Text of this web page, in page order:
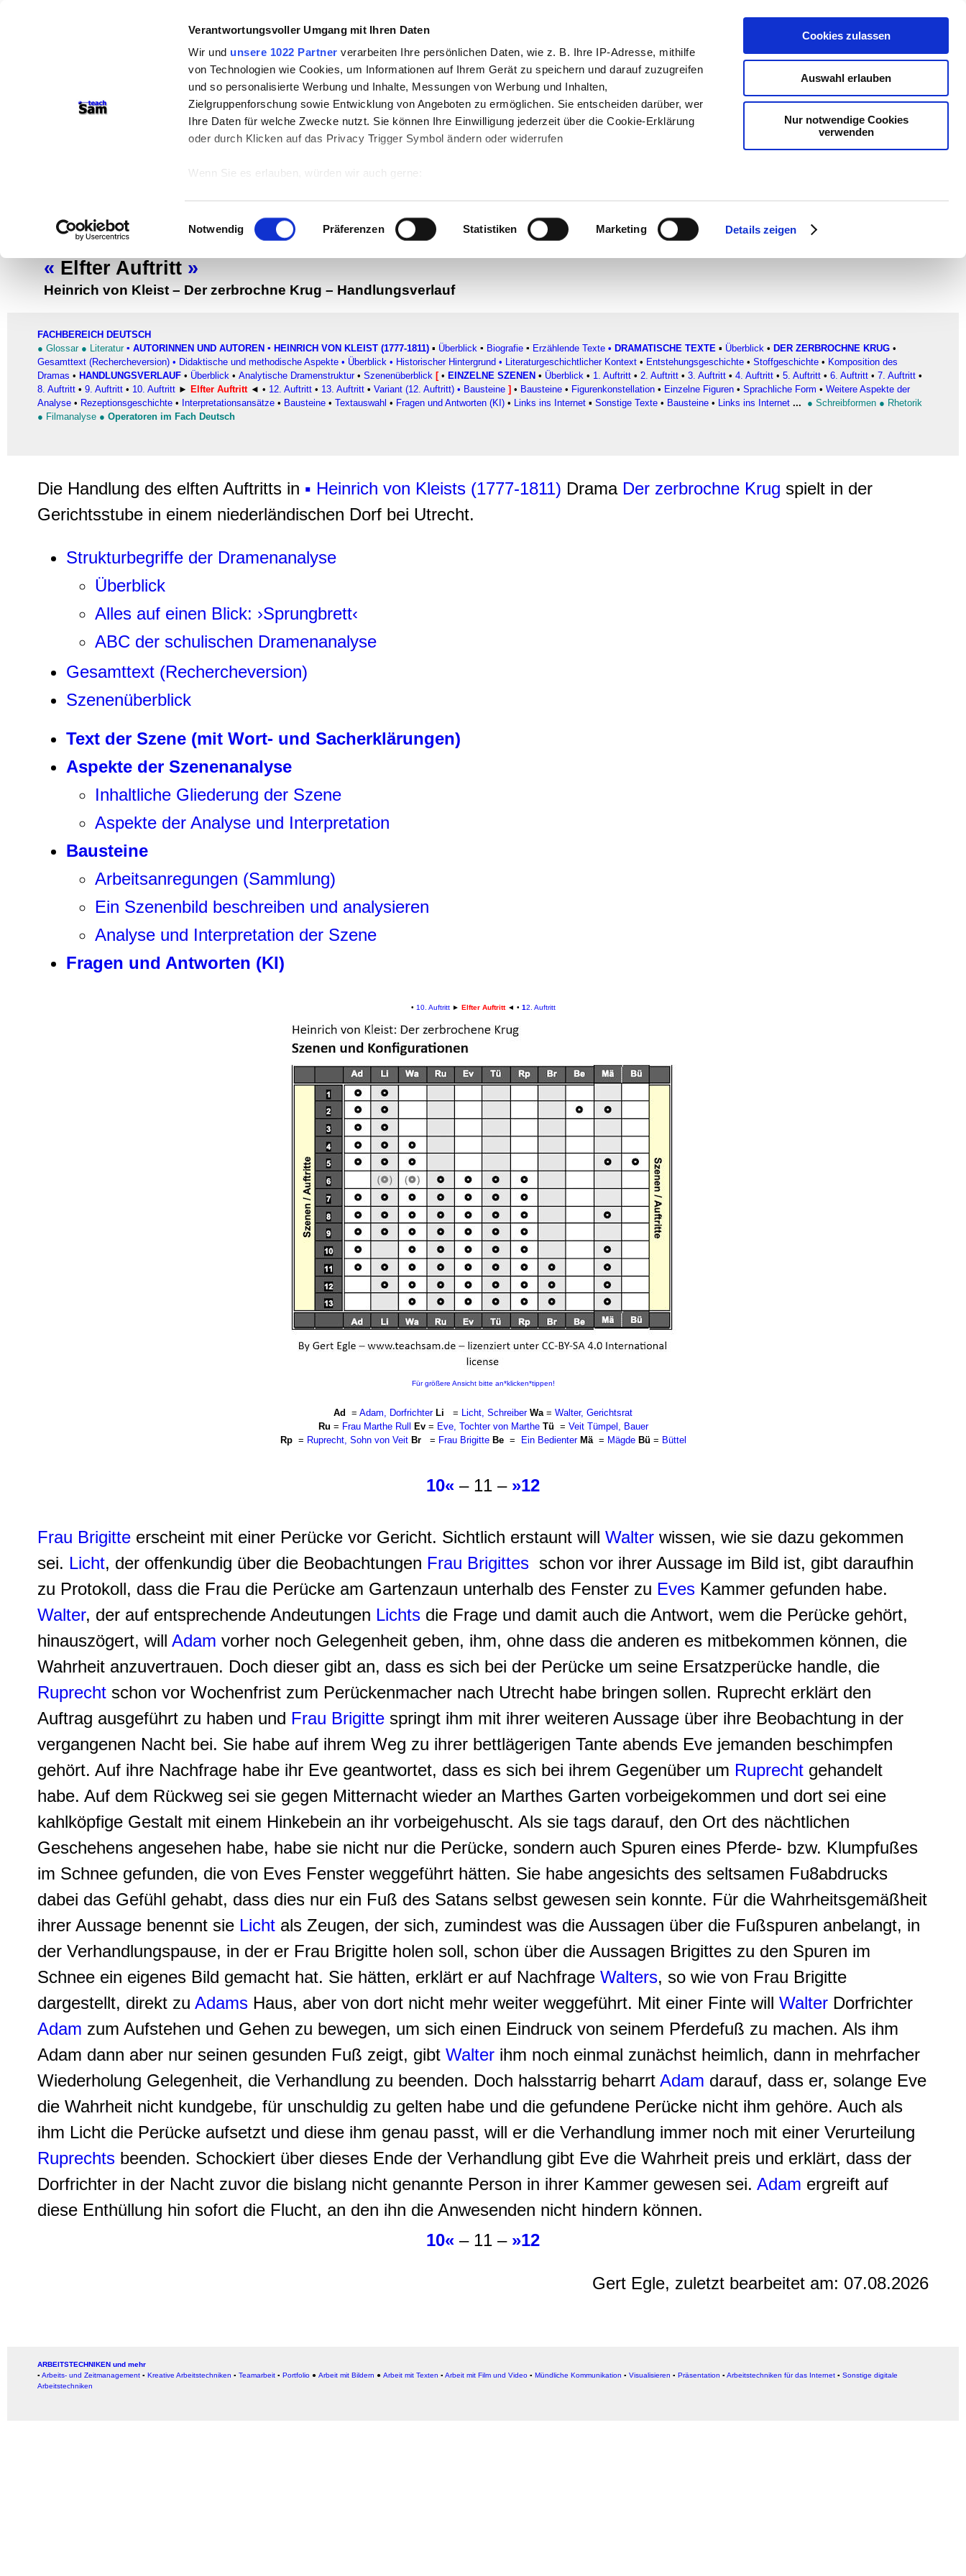
Verantwortungsvoller Umgang mit Ihren Daten
Wir und unsere 1022 Partner verarbeiten Ihre persönlichen Daten, wie z. B. Ihre IP-Adresse, mithilfe
von Technologien wie Cookies, um Informationen auf Ihrem Gerät zu speichern und darauf zuzugreifen
und so personalisierte Werbung und Inhalte, Messungen von Werbung und Inhalten,
Zielgruppenforschung sowie Entwicklung von Angeboten zu ermöglichen. Sie entscheiden darüber, wer
Ihre Daten für welche Zwecke nutzt. Sie können Ihre Einwilligung jederzeit über die Cookie-Erklärung
oder durch Klicken auf das Privacy Trigger Symbol ändern oder widerrufen
Wenn Sie es erlauben, würden wir auch gerne:
Ihr Gerät durch aktives Scannen nach bestimmten Merkmalen (Fingerprinting) identifizieren
Erfahren Sie mehr darüber, wie Ihre persönlichen Daten verarbeitet werden, und legen Sie Ihre
Präferenzen imAbschnitt Einzelheitenfest.
Wir verwenden Cookies, um Inhalte und Anzeigen zu personalisieren, Funktionen für soziale Medien
und Analysen weiter. Unsere Partner führen diese Informationen möglicherweise mit weiteren Daten
zusammen, die Sie ihnen bereitgestellt haben oder die sie im Rahmen Ihrer Nutzung der Dienste
gesammelt haben.
Einwilligungsauswahl
Notwendig Präferenzen Statistiken Marketing Details zeigen
Cookies zulassen
Auswahl erlauben
Nur notwendige Cookies
verwenden
teachSam- Arbeitsbereiche:
Methodik und
Einzelne Szenen
« Elfter Auftritt »
Heinrich von Kleist – Der zerbrochne Krug – Handlungsverlauf
FACHBEREICH DEUTSCH
● Glossar ● Literatur ▪ AUTORINNEN UND AUTOREN ▪ HEINRICH VON KLEIST (1777-1811) ▪ Überblick ▪ Biografie ▪ Erzählende Texte • DRAMATISCHE TEXTE ▪ Überblick • DER ZERBROCHNE KRUG •
Gesamttext (Rechercheversion) • Didaktische und methodische Aspekte • Überblick • Historischer Hintergrund • Literaturgeschichtlicher Kontext • Entstehungsgeschichte • Stoffgeschichte • Komposition des
Dramas • HANDLUNGSVERLAUF • Überblick • Analytische Dramenstruktur• Szenenüberblick [ • EINZELNE SZENEN • Überblick • 1. Auftritt • 2. Auftritt • 3. Auftritt • 4. Auftritt • 5. Auftritt • 6. Auftritt • 7. Auftritt •
8. Auftritt • 9. Auftritt • 10. Auftritt ► Elfter Auftritt ◄ • 12. Auftritt • 13. Auftritt • Variant (12. Auftritt) • Bausteine ] • Bausteine • Figurenkonstellation • Einzelne Figuren • Sprachliche Form • Weitere Aspekte der
Analyse • Rezeptionsgeschichte • Interpretationsansätze • Bausteine • Textauswahl • Fragen und Antworten (KI) • Links ins Internet ▪ Sonstige Texte • Bausteine • Links ins Internet ... ● Schreibformen ● Rhetorik
● Filmanalyse ● Operatoren im Fach Deutsch
Die Handlung des elften Auftritts in ▪ Heinrich von Kleists (1777-1811) Drama Der zerbrochne Krug spielt in der
Gerichtsstube in einem niederländischen Dorf bei Utrecht.
Strukturbegriffe der Dramenanalyse
Überblick
Alles auf einen Blick: ›Sprungbrett‹
ABC der schulischen Dramenanalyse
Gesamttext (Rechercheversion)
Szenenüberblick
Text der Szene (mit Wort- und Sacherklärungen)
Aspekte der Szenenanalyse
Inhaltliche Gliederung der Szene
Aspekte der Analyse und Interpretation
Bausteine
Arbeitsanregungen (Sammlung)
Ein Szenenbild beschreiben und analysieren
Analyse und Interpretation der Szene
Fragen und Antworten (KI)
• 10. Auftritt► Elfter Auftritt◄ • 12. Auftritt
Für größere Ansicht bitte an*klicken*tippen!
Ad = Adam, Dorfrichter Li = Licht, Schreiber Wa= Walter, Gerichtsrat
Ru = Frau Marthe Rull Ev= Eve, Tochter von Marthe Tü = Veit Tümpel, Bauer
Rp= Ruprecht, Sohn von VeitBr= Frau BrigitteBe= Ein Bedienter Mä = Mägde Bü = Büttel
10« – 11 – »12
Frau Brigitte erscheint mit einer Perücke vor Gericht. Sichtlich erstaunt will Walter wissen, wie sie dazu gekommen
sei. Licht, der offenkundig über die Beobachtungen Frau Brigittes schon vor ihrer Aussage im Bild ist, gibt daraufhin
zu Protokoll, dass die Frau die Perücke am Gartenzaun unterhalb des Fenster zu Eves Kammer gefunden habe.
Walter, der auf entsprechende Andeutungen Lichts die Frage und damit auch die Antwort, wem die Perücke gehört,
hinauszögert, will Adam vorher noch Gelegenheit geben, ihm, ohne dass die anderen es mitbekommen können, die
Wahrheit anzuvertrauen. Doch dieser gibt an, dass es sich bei der Perücke um seine Ersatzperücke handle, die
Ruprecht schon vor Wochenfrist zum Perückenmacher nach Utrecht habe bringen sollen. Ruprecht erklärt den
Auftrag ausgeführt zu haben und Frau Brigitte springt ihm mit ihrer weiteren Aussage über ihre Beobachtung in der
vergangenen Nacht bei. Sie habe auf ihrem Weg zu ihrer bettlägerigen Tante abends Eve jemanden beschimpfen
gehört. Auf ihre Nachfrage habe ihr Eve geantwortet, dass es sich bei ihrem Gegenüber um Ruprecht gehandelt
habe. Auf dem Rückweg sei sie gegen Mitternacht wieder an Marthes Garten vorbeigekommen und dort sei eine
kahlköpfige Gestalt mit einem Hinkebein an ihr vorbeigehuscht. Als sie tags darauf, den Ort des nächtlichen
Geschehens angesehen habe, habe sie nicht nur die Perücke, sondern auch Spuren eines Pferde- bzw. Klumpfußes
im Schnee gefunden, die von Eves Fenster weggeführt hätten. Sie habe angesichts des seltsamen Fu8abdrucks
dabei das Gefühl gehabt, dass dies nur ein Fuß des Satans selbst gewesen sein konnte. Für die Wahrheitsgemäßheit
ihrer Aussage benennt sie Licht als Zeugen, der sich, zumindest was die Aussagen über die Fußspuren anbelangt, in
der Verhandlungspause, in der er Frau Brigitte holen soll, schon über die Aussagen Brigittes zu den Spuren im
Schnee ein eigenes Bild gemacht hat. Sie hätten, erklärt er auf Nachfrage Walters, so wie von Frau Brigitte
dargestellt, direkt zu Adams Haus, aber von dort nicht mehr weiter weggeführt. Mit einer Finte will Walter Dorfrichter
Adam zum Aufstehen und Gehen zu bewegen, um sich einen Eindruck von seinem Pferdefuß zu machen. Als ihm
Adam dann aber nur seinen gesunden Fuß zeigt, gibt Walter ihm noch einmal zunächst heimlich, dann in mehrfacher
Wiederholung Gelegenheit, die Verhandlung zu beenden. Doch halsstarrig beharrt Adam darauf, dass er, solange Eve
die Wahrheit nicht kundgebe, für unschuldig zu gelten habe und die gefundene Perücke nicht ihm gehöre. Auch als
ihm Licht die Perücke aufsetzt und diese ihm genau passt, will er die Verhandlung immer noch mit einer Verurteilung
Ruprechts beenden. Schockiert über dieses Ende der Verhandlung gibt Eve die Wahrheit preis und erklärt, dass der
Dorfrichter in der Nacht zuvor die bislang nicht genannte Person in ihrer Kammer gewesen sei. Adam ergreift auf
diese Enthüllung hin sofort die Flucht, an den ihn die Anwesenden nicht hindern können.
10« – 11 – »12
Gert Egle, zuletzt bearbeitet am: 07.08.2026
ARBEITSTECHNIKEN und mehr
▪ Arbeits- und Zeitmanagement ▪ Kreative Arbeitstechniken ▪ Teamarbeit ▪ Portfolio ● Arbeit mit Bildern ● Arbeit mit Texten ▪ Arbeit mit Film und Video ▪ Mündliche Kommunikation ▪ Visualisieren ▪ Präsentation ▪ Arbeitstechniken für das Internet ▪ Sonstige digitale
Arbeitstechniken